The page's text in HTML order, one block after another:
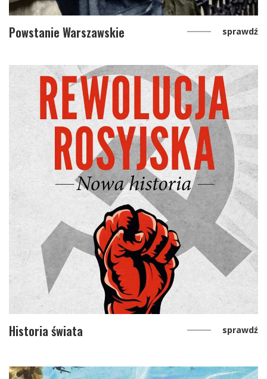
Powstanie Warszawskie sprawdź
Historia świata sprawdź